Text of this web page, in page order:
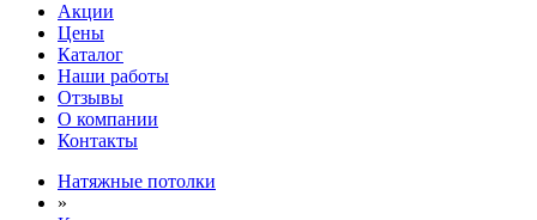
Акции
Цены
Каталог
Наши работы
Отзывы
О компании
Контакты
Натяжные потолки
»